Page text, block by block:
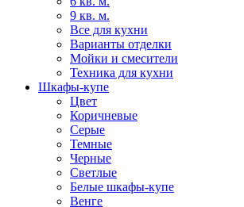
9 кв. м.
Все для кухни
Варианты отделки
Мойки и смесители
Техника для кухни
Шкафы-купе
Цвет
Коричневые
Серые
Темные
Черные
Светлые
Белые шкафы-купе
Венге